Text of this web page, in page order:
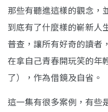
那些有聽進這樣的觀念，
到底有了什麼樣的嶄新人
普查，讓所有好奇的讀者
在拿自己青春開玩笑的年
了），作為借鏡及自省。
這一集有很多案例，有些